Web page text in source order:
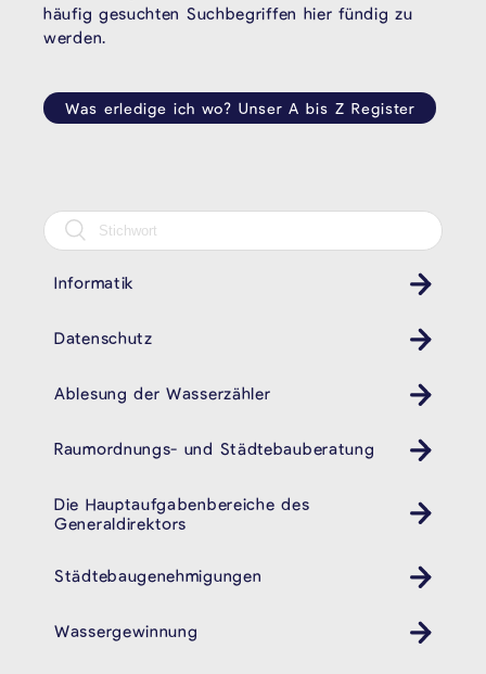
häufig gesuchten Suchbegriffen hier fündig zu
werden.
Was erledige ich wo? Unser A bis Z Register
Informatik
Datenschutz
Ablesung der Wasserzähler
Raumordnungs- und Städtebauberatung
Die Hauptaufgabenbereiche des
Generaldirektors
Städtebaugenehmigungen
Wassergewinnung